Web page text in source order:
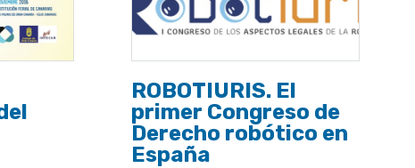
ROBOTIURIS. El
primer Congreso de
Derecho robótico en
España